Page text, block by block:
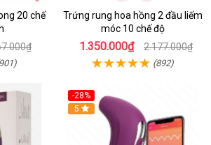
20 chế
Trứng rung hoa hồng 2 đầu liếm
móc 10 chế độ
1.350.000₫ 2.177.000₫
(892)
-28%
Hot
5